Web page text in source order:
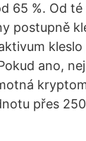
65 %. Od
postupně
ano,
přes